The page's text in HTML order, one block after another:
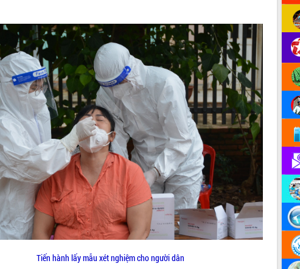
Tiến hành lấy mẫu xét nghiệm cho người dân